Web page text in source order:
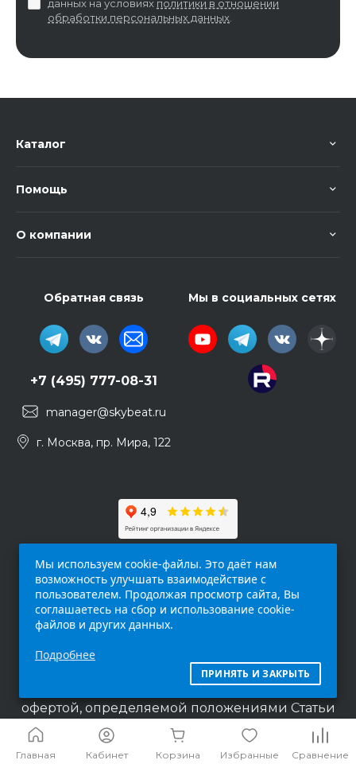
Главная Кабинет Корзина Избранные Сравнение
данных на условиях политики в отношении
обработки персональных данных
Каталог
Помощь
О компании
Обратная связь
+7 (495) 777-08-31
manager@skybeat.ru
г. Москва, пр. Мира, 122
Мы в социальных сетях
интернет-сайт (
исключительно информационный характер и
ни при каких условиях не является публичной
офертой, определяемой положениями Статьи
437 п.2 Гражданского кодекса Российской
Федерации.
Мы используем cookie-файлы. Это даёт нам
возможность улучшать взаимодействие с
пользователем. Продолжая просмотр сайта, Вы
соглашаетесь на сбор и использование cookie-
файлов и других данных.
Подробнее
ПРИНЯТЬ И ЗАКРЫТЬ